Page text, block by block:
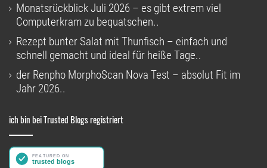
Monatsrückblick Juli 2026 – es gibt extrem viel
Computerkram zu bequatschen..
Rezept bunter Salat mit Thunfisch – einfach und
schnell gemacht und ideal für heiße Tage..
der Renpho MorphoScan Nova Test – absolut Fit im
Jahr 2026..
ich bin bei Trusted Blogs registriert